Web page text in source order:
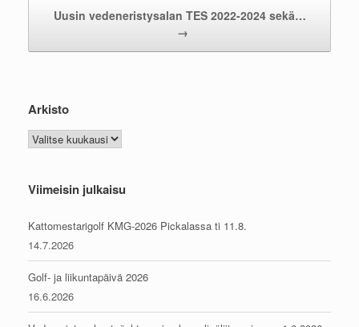
Uusin vedeneristysalan TES 2022-2024 sekä…
→
Arkisto
Arkisto
Viimeisin julkaisu
Kattomestarigolf KMG-2026 Pickalassa ti 11.8.
14.7.2026
Golf- ja liikuntapäivä 2026
16.6.2026